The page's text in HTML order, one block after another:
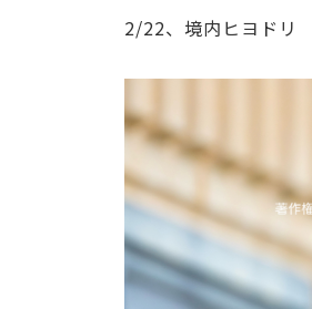
2/22、境内ヒヨドリ